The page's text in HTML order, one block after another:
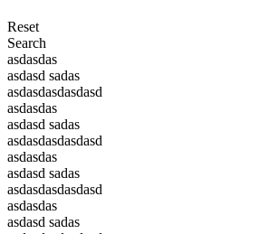
Reset
Search
asdasdas
asdasd sadas
asdasdasdasdasd
asdasdas
asdasd sadas
asdasdasdasdasd
asdasdas
asdasd sadas
asdasdasdasdasd
asdasdas
asdasd sadas